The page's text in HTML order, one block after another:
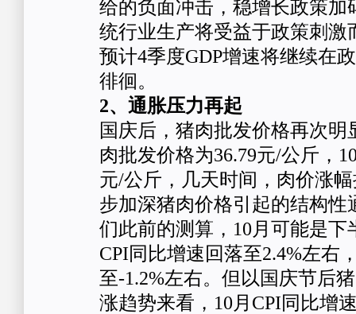
给的负面冲击，稳增长政策加
统行业生产将受益于政策刺激
预计4季度GDP增速将继续在
徘徊。
2、通胀压力再起
国庆后，猪肉批发价格再次明
肉批发价格为36.79元/公斤，
元/公斤，几天时间，肉价涨
步加深猪肉价格引起的结构性
们此前的测算，10月可能是下
CPI同比增速回落至2.4%左右
至-1.2%左右。但以国庆节后
涨趋势来看，10月CPI同比增